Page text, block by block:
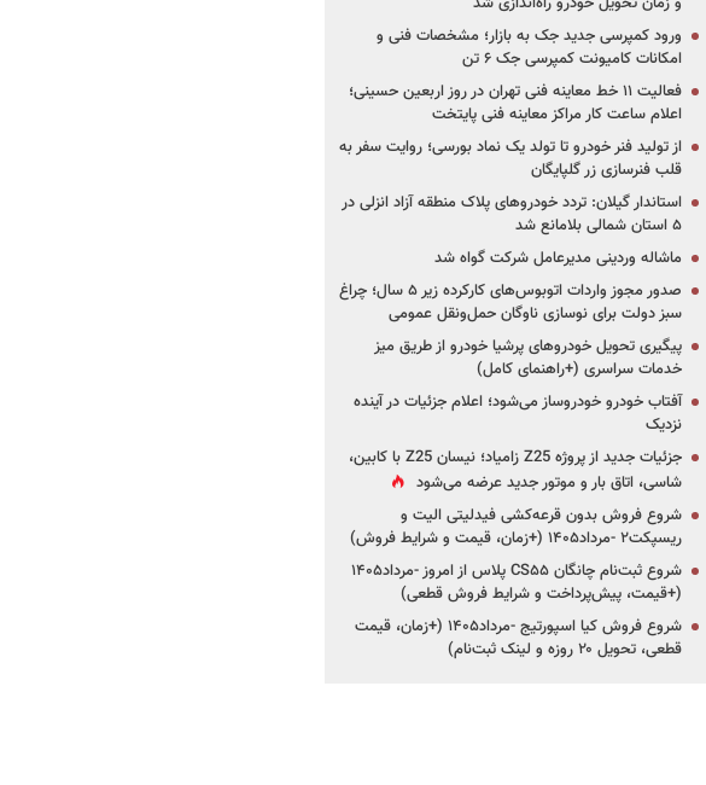
ورود کمپرسی جدید جک به بازار؛ مشخصات فنی و
امکانات کامیونت کمپرسی جک ۶ تن
فعالیت ۱۱ خط معاینه فنی تهران در روز اربعین حسینی؛
اعلام ساعت کار مراکز معاینه فنی پایتخت
از تولید فنر خودرو تا تولد یک نماد بورسی؛ روایت سفر به
قلب فنرسازی زر گلپایگان
استاندار گیلان: تردد خودروهای پلاک منطقه آزاد انزلی در
۵ استان شمالی بلامانع شد
ماشاله وردینی مدیرعامل شرکت گواه شد
صدور مجوز واردات اتوبوس‌های کارکرده زیر ۵ سال؛ چراغ
سبز دولت برای نوسازی ناوگان حمل‌ونقل عمومی
پیگیری تحویل خودروهای پرشیا خودرو از طریق میز
خدمات سراسری (+راهنمای کامل)
آفتاب خودرو خودروساز می‌شود؛ اعلام جزئیات در آینده
نزدیک
جزئیات جدید از پروژه Z25 زامیاد؛ نیسان Z25 با کابین،
شاسی، اتاق بار و موتور جدید عرضه می‌شود
شروع فروش بدون قرعه‌کشی فیدلیتی الیت و
ریسپکت۲ -مرداد۱۴۰۵ (+زمان، قیمت و شرایط فروش)
شروع ثبت‌نام چانگان CS۵۵ پلاس از امروز -مرداد۱۴۰۵
(+قیمت، پیش‌پرداخت و شرایط فروش قطعی)
شروع فروش کیا اسپورتیج -مرداد۱۴۰۵ (+زمان، قیمت
قطعی، تحویل ۲۰ روزه و لینک ثبت‌نام)